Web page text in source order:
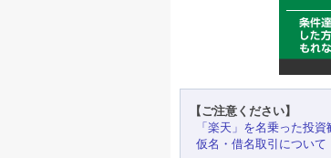
【ご注意ください】
「楽天」を名乗った投
仮名・借名取引について